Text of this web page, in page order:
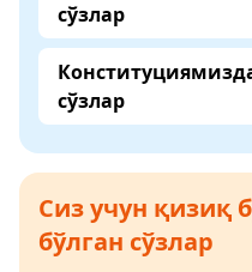
сўзлар
сўзлар
Сиз учун қизиқ
бўлган сўзлар